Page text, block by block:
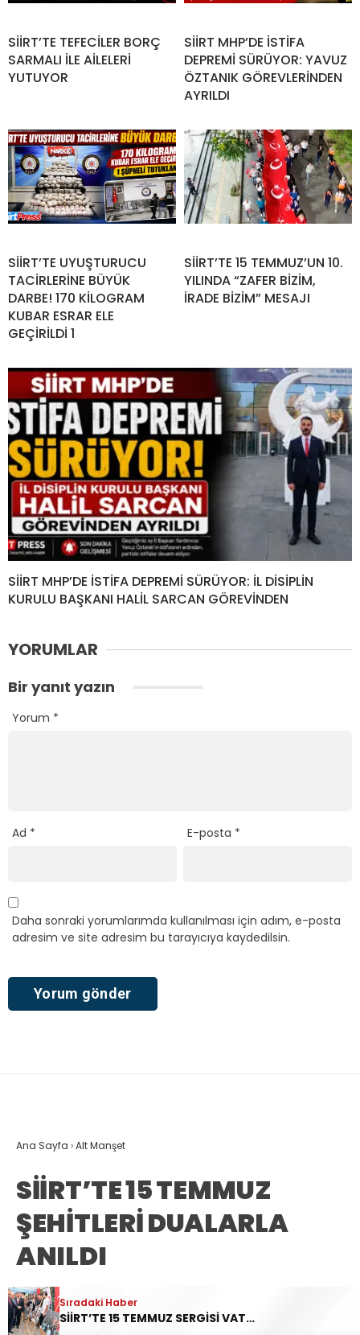
Sıradaki Haber
SİİRT’TE 15 TEMMUZ SERGİSİ VATANDAŞLARIN ZİYARETİNE AÇILDI
SİİRT’TE TEFECİLER BORÇ
SARMALI İLE AİLELERİ
YUTUYOR
SİİRT MHP’DE İSTİFA
DEPREMİ SÜRÜYOR: YAVUZ
ÖZTANIK GÖREVLERİNDEN
AYRILDI
SİİRT’TE UYUŞTURUCU
TACİRLERİNE BÜYÜK
DARBE! 170 KİLOGRAM
KUBAR ESRAR ELE
GEÇİRİLDİ 1
SİİRT’TE 15 TEMMUZ’UN 10.
YILINDA “ZAFER BİZİM,
İRADE BİZİM” MESAJI
SİİRT MHP’DE İSTİFA DEPREMİ SÜRÜYOR: İL DİSİPLİN
KURULU BAŞKANI HALİL SARCAN GÖREVİNDEN
YORUMLAR
Bir yanıt yazın
Yorum *
Ad * E-posta *
Daha sonraki yorumlarımda kullanılması için adım, e-posta
adresim ve site adresim bu tarayıcıya kaydedilsin.
Ana Sayfa ›Alt Manşet
SİİRT’TE 15 TEMMUZ
ŞEHİTLERİ DUALARLA
ANILDI
15 Temmuz Demokrasi ve Millî Birlik
Günü’nün 10. yıl dönümü dolayısıyla Siirt’te